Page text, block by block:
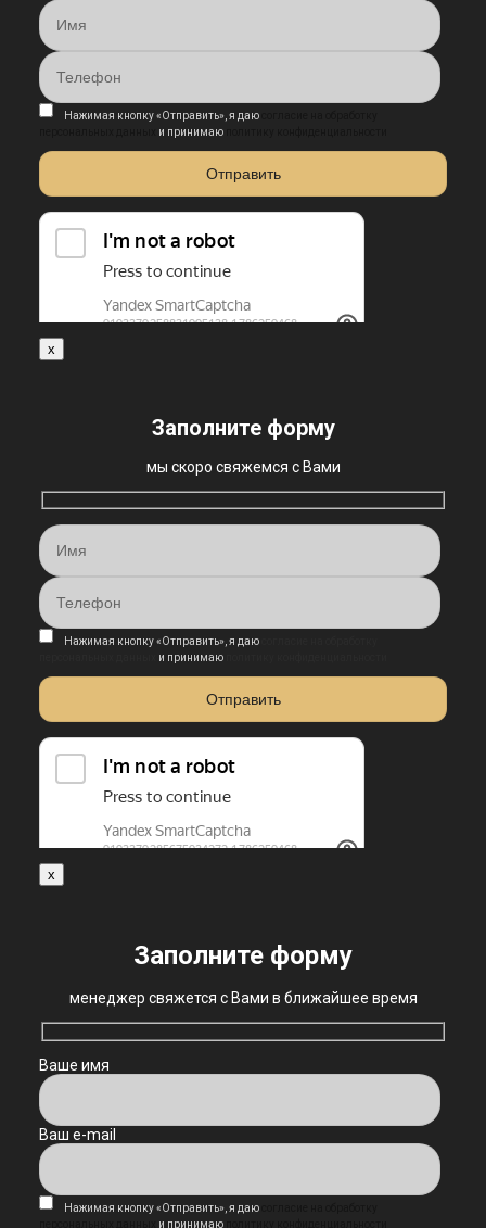
Нажимая кнопку «Отправить», я даю
и принимаю
x
Заполните форму
мы скоро свяжемся с Вами
Нажимая кнопку «Отправить», я даю
и принимаю
x
Заполните форму
менеджер свяжется с Вами в ближайшее время
Ваше имя
Ваш e-mail
Нажимая кнопку «Отправить», я даю
и принимаю